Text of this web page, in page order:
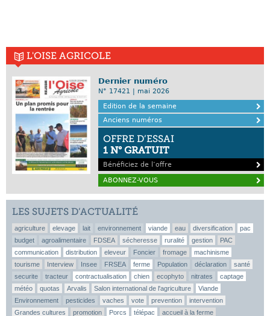
L'OISE AGRICOLE
Dernier numéro
N° 17421 | mai 2026
Edition de la semaine
Anciens numéros
OFFRE D’ESSAI
1 N° GRATUIT
Bénéficiez de l’offre
ABONNEZ-VOUS
LES SUJETS D’ACTUALITÉ
agriculture elevage lait environnement viande eau diversification
pac
budget
agroalimentaire FDSEA sécheresse ruralité gestion
PAC
communication
distribution eleveur Foncier fromage
machinisme
tourisme
Interview Insee FRSEA ferme Population déclaration
santé
securite
tracteur contractualisation chien ecophyto nitrates
captage
météo
quotas Arvalis Salon international de l'agriculture
Viande
Environnement
pesticides vaches vote prevention
intervention
Grandes cultures
promotion Porcs télépac accueil à la ferme